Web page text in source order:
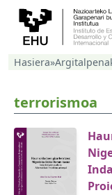
Hasiera»
terrorismoa